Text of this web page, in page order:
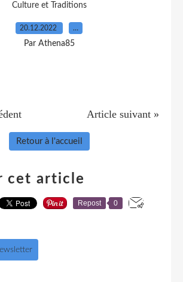
Culture et Traditions
20.12.2022 …
Par Athena85
Article suivant »
Retour à l'accueil
cet article
Repost 0